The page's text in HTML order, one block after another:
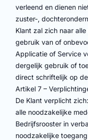
verleend en dienen
zuster-,
Klant zal zich naar
gebruik van of
Applicatie of Service
dergelijk gebruik of
direct schriftelijk op
Artikel 7 –
De Klant verplicht zich:
alle noodzakelijke
Bedrijfsrooster in
noodzakelijke